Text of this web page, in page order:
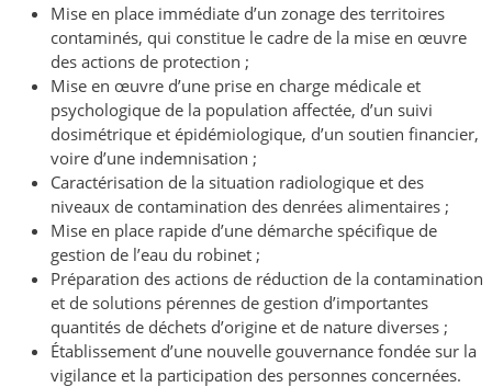
Mise en place immédiate d’un zonage des territoires
contaminés, qui constitue le cadre de la mise en œuvre
des actions de protection ;
Mise en œuvre d’une prise en charge médicale et
psychologique de la population affectée, d’un suivi
dosimétrique et épidémiologique, d’un soutien financier,
voire d’une indemnisation ;
Caractérisation de la situation radiologique et des
niveaux de contamination des denrées alimentaires ;
Mise en place rapide d’une démarche spécifique de
gestion de l’eau du robinet ;
Préparation des actions de réduction de la contamination
et de solutions pérennes de gestion d’importantes
quantités de déchets d’origine et de nature diverses ;
Établissement d’une nouvelle gouvernance fondée sur la
vigilance et la participation des personnes concernées.